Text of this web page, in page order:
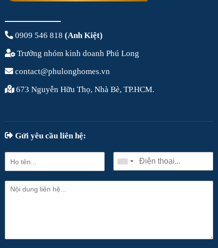
0909 546 818 (Anh Kiệt)
Trưởng nhóm kinh doanh Phú Long
contact@phulonghomes.vn
673 Nguyễn Hữu Thọ, Nhà Bè, TP.HCM.
Gửi yêu cầu liên hệ: